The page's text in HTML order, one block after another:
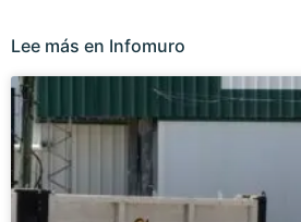
Lee más en Infomuro